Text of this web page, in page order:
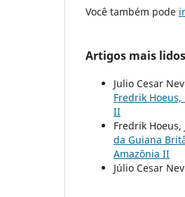
Você também pode
Artigos mais
Julio Cesar
Fredrik
II
Fredrik
da Guiana
Amazônia II
Júlio Cesar